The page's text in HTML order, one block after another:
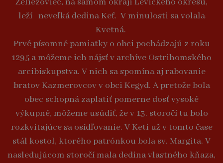
leží neveľká dedina Keť. V minulosti sa volala
Kvetná.
Prvé písomné pamiatky o obci pochádzajú z roku
1295 a môžeme ich nájsť v archíve Ostrihomského
arcibiskupstva. V nich sa spomína aj rabovanie
bratov Kazmerovcov v obci Kegyd. A pretože bola
obec schopná zaplatiť pomerne dosť vysoké
výkupné, môžeme usúdiť, že v 13. storočí tu bolo
rozkvitajúce sa osídľovanie. V Keti už v tomto čase
stál kostol, ktorého patrónkou bola sv. Margita. V
nasledujúcom storočí mala dedina vlastného kňaza,